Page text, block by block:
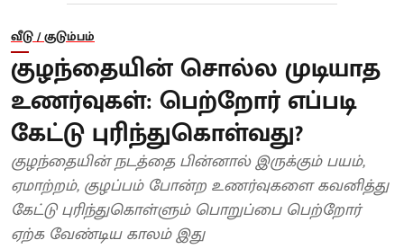
வீடு / குடும்பம்
குழந்தையின் சொல்ல முடியாத
உணர்வுகள்: பெற்றோர் எப்படி
கேட்டு புரிந்துகொள்வது?
குழந்தையின் நடத்தை பின்னால் இருக்கும் பயம்,
ஏமாற்றம், குழப்பம் போன்ற உணர்வுகளை கவனித்து
கேட்டு புரிந்துகொள்ளும் பொறுப்பை பெற்றோர்
ஏற்க வேண்டிய காலம் இது